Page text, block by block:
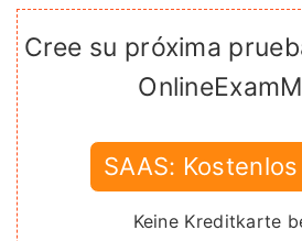
Cree su próxima
SAAS:
Keine Kreditkarte